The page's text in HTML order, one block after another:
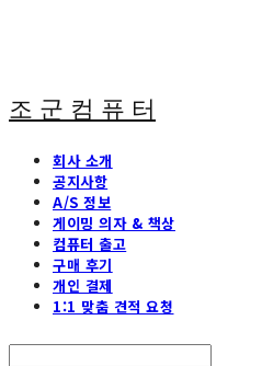
조 군 컴 퓨 터
회사 소개
공지사항
A/S 정보
게이밍 의자 & 책상
컴퓨터 출고
구매 후기
개인 결제
1:1 맞춤 견적 요청